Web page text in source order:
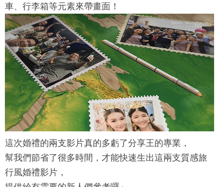
車、行李箱等元素來帶畫面！
這次婚禮的兩支影片真的多虧了分享王的專業，
幫我們節省了很多時間，才能快速生出這兩支質感旅
行風婚禮影片，